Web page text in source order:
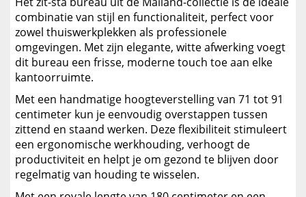
combinatie van stijl en functionaliteit, perfect voor
zowel thuiswerkplekken als professionele
omgevingen. Met zijn elegante, witte afwerking voegt
dit bureau een frisse, moderne touch toe aan elke
kantoorruimte.
Met een handmatige hoogteverstelling van 71 tot 91
centimeter kun je eenvoudig overstappen tussen
zittend en staand werken. Deze flexibiliteit stimuleert
een ergonomische werkhouding, verhoogt de
productiviteit en helpt je om gezond te blijven door
regelmatig van houding te wisselen.